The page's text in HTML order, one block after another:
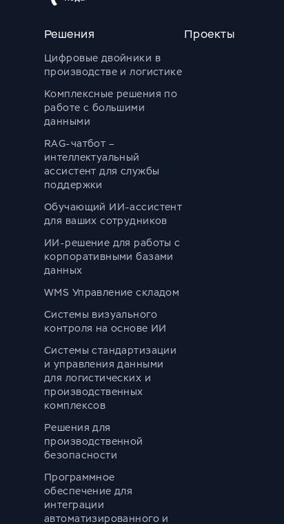
Решения
Цифровые двойники в
производстве и логистике
Комплексные решения по
работе с большими
данными
RAG-чатбот –
интеллектуальный
ассистент для службы
поддержки
Обучающий ИИ-ассистент
для ваших сотрудников
ИИ-решение для работы с
корпоративными базами
данных
WMS Управление складом
Системы визуального
контроля на основе ИИ
Системы стандартизации
и управления данными
для логистических и
производственных
комплексов
Решения для
производственной
безопасности
Программное
обеспечение для
интеграции
автоматизированного и
Проекты